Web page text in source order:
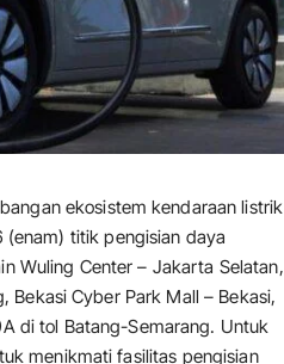
ekosistem kendaraan listrik
titik pengisian daya
Wuling Center – Jakarta Selatan,
Bekasi Cyber Park Mall – Bekasi,
di tol Batang-Semarang. Untuk
menikmati fasilitas pengisian